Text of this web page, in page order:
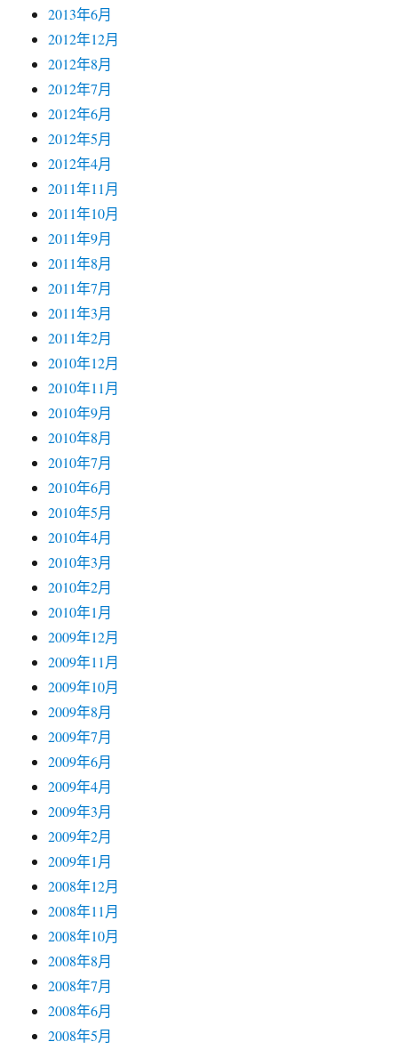
2013年6月
2012年12月
2012年8月
2012年7月
2012年6月
2012年5月
2012年4月
2011年11月
2011年10月
2011年9月
2011年8月
2011年7月
2011年3月
2011年2月
2010年12月
2010年11月
2010年9月
2010年8月
2010年7月
2010年6月
2010年5月
2010年4月
2010年3月
2010年2月
2010年1月
2009年12月
2009年11月
2009年10月
2009年8月
2009年7月
2009年6月
2009年4月
2009年3月
2009年2月
2009年1月
2008年12月
2008年11月
2008年10月
2008年8月
2008年7月
2008年6月
2008年5月